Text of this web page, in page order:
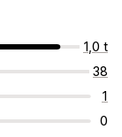
1,0 t
38
1
0